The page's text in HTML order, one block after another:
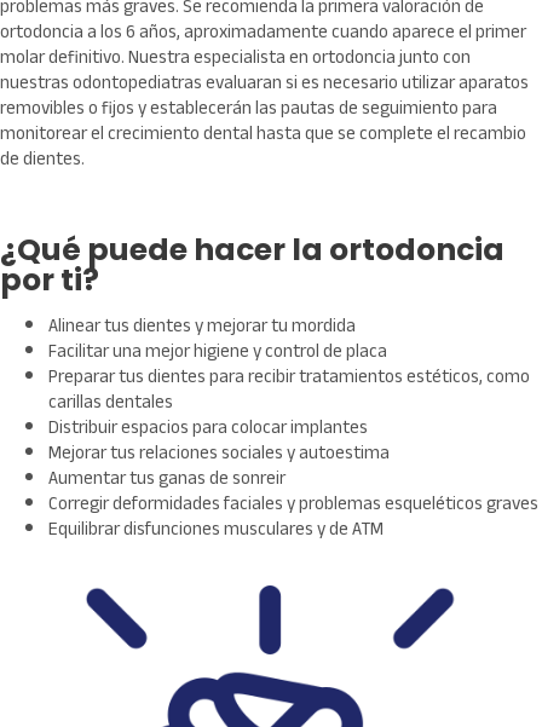
ortodoncia a los 6 años, aproximadamente cuando aparece el primer
molar definitivo. Nuestra especialista en ortodoncia junto con
nuestras odontopediatras evaluaran si es necesario utilizar aparatos
removibles o fijos y establecerán las pautas de seguimiento para
monitorear el crecimiento dental hasta que se complete el recambio
de dientes.
¿Qué puede hacer la ortodoncia
por ti?
Alinear tus dientes y mejorar tu mordida
Facilitar una mejor higiene y control de placa
Preparar tus dientes para recibir tratamientos estéticos, como
carillas dentales
Distribuir espacios para colocar implantes
Mejorar tus relaciones sociales y autoestima
Aumentar tus ganas de sonreir
Corregir deformidades faciales y problemas esqueléticos graves
Equilibrar disfunciones musculares y de ATM